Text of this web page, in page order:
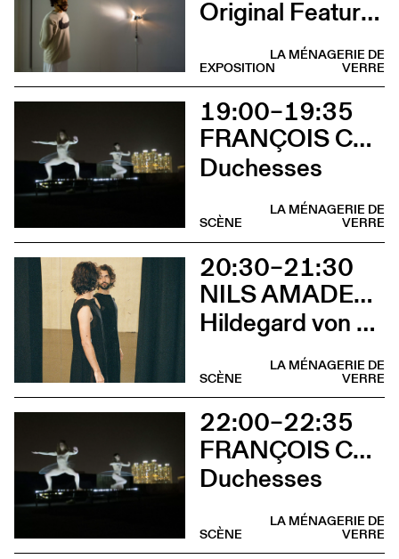
Original Features
LA MÉNAGERIE DE
VERRE
EXPOSITION
19:00–19:35
FRANÇOIS CHAIGNAUD & MARIE-CAROLINE HOMINAL
Duchesses
LA MÉNAGERIE DE
VERRE
SCÈNE
20:30–21:30
NILS AMADEUS LANGE
Hildegard von Bingen
LA MÉNAGERIE DE
VERRE
SCÈNE
22:00–22:35
FRANÇOIS CHAIGNAUD & MARIE-CAROLINE HOMINAL
Duchesses
LA MÉNAGERIE DE
VERRE
SCÈNE